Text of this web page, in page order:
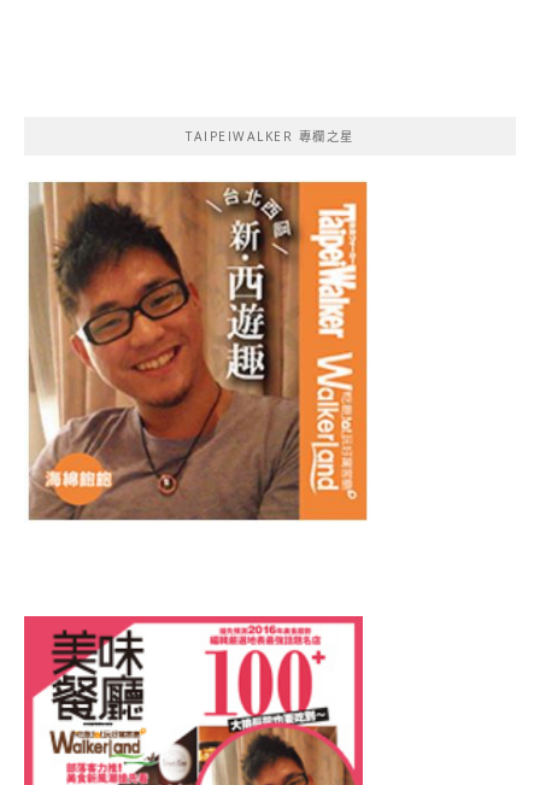
TAIPEIWALKER 專欄之星